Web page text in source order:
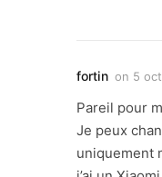
fortin on 5
Pareil pour
Je peux
uniquement